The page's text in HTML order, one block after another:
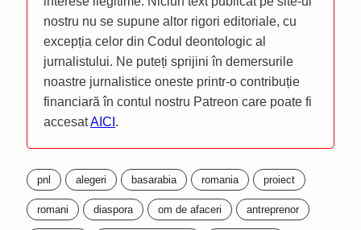
nostru nu se supune altor rigori editoriale, cu
excepția celor din Codul deontologic al
jurnalistului. Ne puteți sprijini în demersurile
noastre jurnalistice oneste printr-o contribuție
financiară în contul nostru Patreon care poate fi
accesatAICI .
pnl alegeri basarabia romania proiect
romani diaspora om de afaceri antreprenor